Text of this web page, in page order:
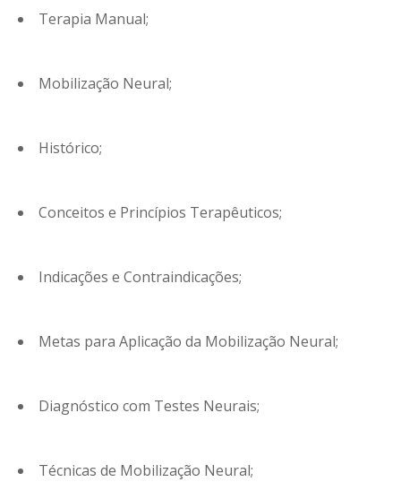
Terapia Manual;
Mobilização Neural;
Histórico;
Conceitos e Princípios Terapêuticos;
Indicações e Contraindicações;
Metas para Aplicação da Mobilização Neural;
Diagnóstico com Testes Neurais;
Técnicas de Mobilização Neural;